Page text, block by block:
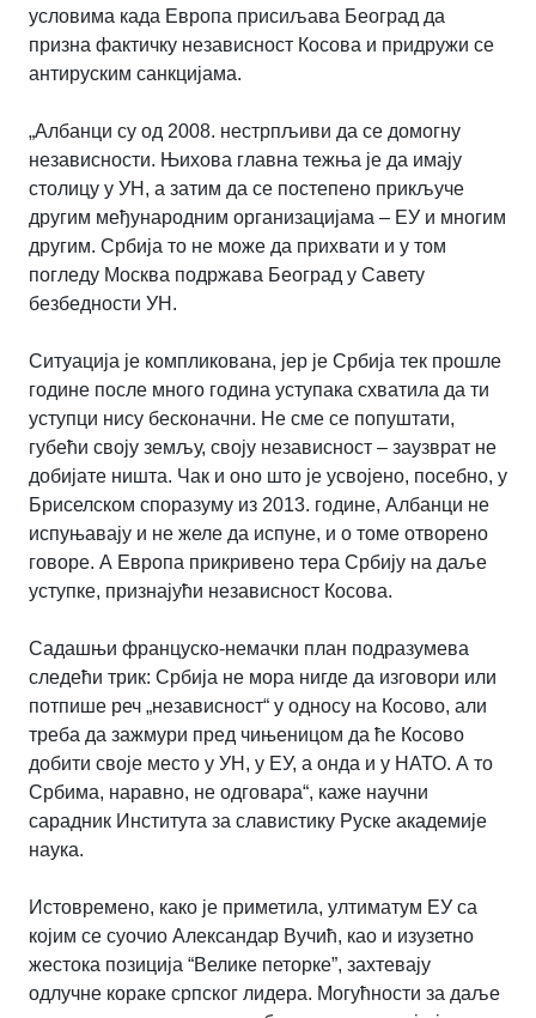
условима када Европа присиљава Београд да
призна фактичку независност Косова и придружи се
антируским санкцијама.
„Албанци су од 2008. нестрпљиви да се домогну
независности. Њихова главна тежња је да имају
столицу у УН, а затим да се постепено прикључе
другим међународним организацијама – ЕУ и многим
другим. Србија то не може да прихвати и у том
погледу Москва подржава Београд у Савету
безбедности УН.
Ситуација је компликована, јер је Србија тек прошле
године после много година уступака схватила да ти
уступци нису бесконачни. Не сме се попуштати,
губећи своју земљу, своју независност – заузврат не
добијате ништа. Чак и оно што је усвојено, посебно, у
Бриселском споразуму из 2013. године, Албанци не
испуњавају и не желе да испуне, и о томе отворено
говоре. А Европа прикривено тера Србију на даље
уступке, признајући независност Косова.
Садашњи француско-немачки план подразумева
следећи трик: Србија не мора нигде да изговори или
потпише реч „независност“ у односу на Косово, али
треба да зажмури пред чињеницом да ће Косово
добити своје место у УН, у ЕУ, а онда и у НАТО. А то
Србима, наравно, не одговара“, каже научни
сарадник Института за славистику Руске академије
наука.
Истовремено, како је приметила, ултиматум ЕУ са
којим се суочио Александар Вучић, као и изузетно
жестока позиција “Велике петорке”, захтевају
одлучне кораке српског лидера. Могућности за даље